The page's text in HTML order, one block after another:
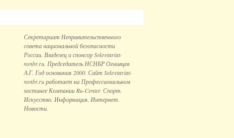
Секретариат Неправительственного
совета национальной безопаcности
России. Владелец и спонсор Sekretariat-
nsnbr.ru. Председатель НСНБР Огнивцев
А.Г. Год основания 2000. Сайт Sekretariat-
nsnbr.ru работает на Профессиональном
хостинге Компании Ru-Center. Спорт.
Искусство. Информация. Интернет.
Новости.